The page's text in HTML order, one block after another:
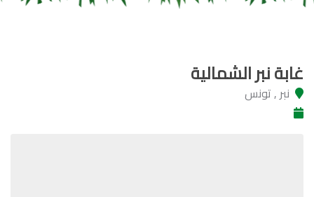
غابة نبر الشمالية
نبر , تونس